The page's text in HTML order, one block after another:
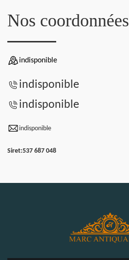
Nos coordonnées
indisponible
indisponible
indisponible
indisponible
Siret:537 687 048